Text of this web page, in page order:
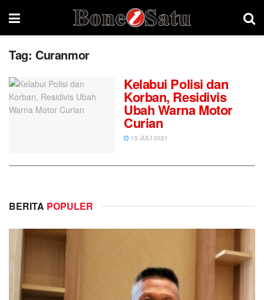
Tag: Curanmor
Kelabui Polisi dan
Korban, Residivis
Ubah Warna Motor
Curian
15 JULI 2021
BERITA POPULER